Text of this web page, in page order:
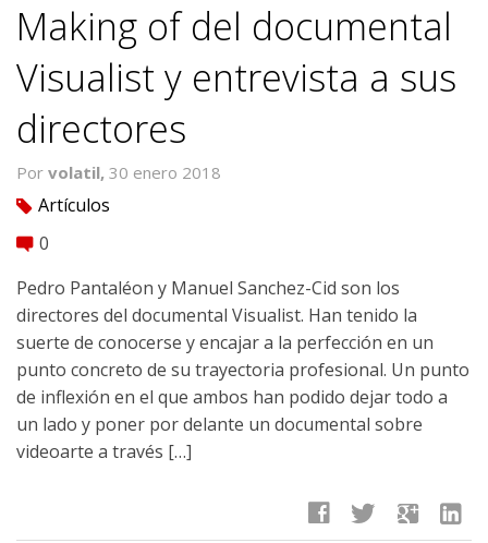
Making of del documental
Visualist y entrevista a sus
directores
Por volatil, 30 enero 2018
tag Artículos
comment 0
Pedro Pantaléon y Manuel Sanchez-Cid son los
directores del documental Visualist. Han tenido la
suerte de conocerse y encajar a la perfección en un
punto concreto de su trayectoria profesional. Un punto
de inflexión en el que ambos han podido dejar todo a
un lado y poner por delante un documental sobre
videoarte a través […]
facebook twitter google linkedin